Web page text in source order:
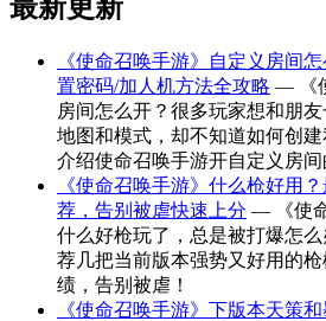
最新更新
《使命召唤手游》自定义房间
置密码/加人机方法全攻略 — 《
房间怎么开？很多玩家想和朋
地图和模式，却不知道如何创
介绍使命召唤手游开自定义房
《使命召唤手游》什么枪好用
荐，告别被虐快速上分 — 《使
什么好枪玩了，总是被打爆怎
荐几把当前版本强势又好用的
绩，告别被虐！
《使命召唤手游》下版本天策